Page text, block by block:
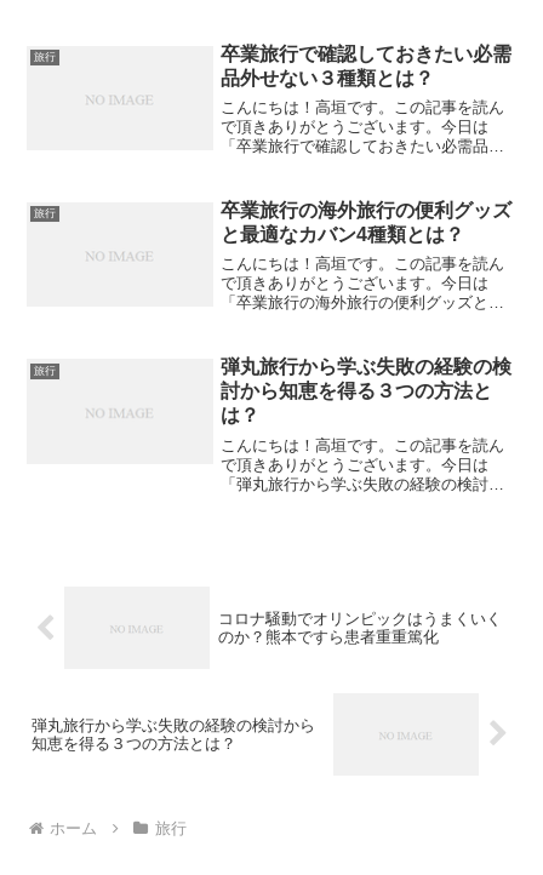
思います。発達障害は何が困る？発達障
害はいつも「関係性がうまく...
旅行
卒業旅行で確認しておきたい必需
品外せない３種類とは？
こんにちは！高垣です。この記事を読ん
で頂きありがとうございます。今日は
「卒業旅行で確認しておきたい必需品外
害は何が困る？発達障害はいつも「関係
性がうまく行かない」障害で...
旅行
卒業旅行の海外旅行の便利グッズ
と最適なカバン4種類とは？
こんにちは！高垣です。この記事を読ん
で頂きありがとうございます。今日は
「卒業旅行の海外旅行の便利グッズと最
障害は何が困る？発達障害はいつも「関
係性がうまく行かない」障...
旅行
弾丸旅行から学ぶ失敗の経験の検
討から知恵を得る３つの方法と
は？
こんにちは！高垣です。この記事を読ん
で頂きありがとうございます。今日は
「弾丸旅行から学ぶ失敗の経験の検討か
コロナ騒動でオリンピックはうまくいく
のか？熊本ですら患者重重篤化
弾丸旅行から学ぶ失敗の経験の検討から
知恵を得る３つの方法とは？
ホーム 旅行